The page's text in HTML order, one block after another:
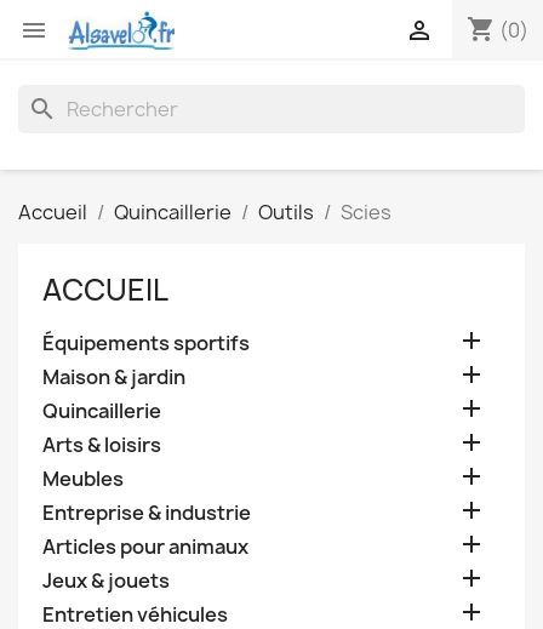
 shopping_cart (0)

search
Accueil Quincaillerie Outils Scies
ACCUEIL
Équipements sportifs 
Maison & jardin 
Quincaillerie 
Arts & loisirs 
Meubles 
Entreprise & industrie 
Articles pour animaux 
Jeux & jouets 
Entretien véhicules 